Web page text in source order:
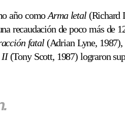
año comoArma letal(Richard
recaudación de poco más de
fatal(Adrian Lyne, 1987),
II(Tony Scott, 1987) lograron